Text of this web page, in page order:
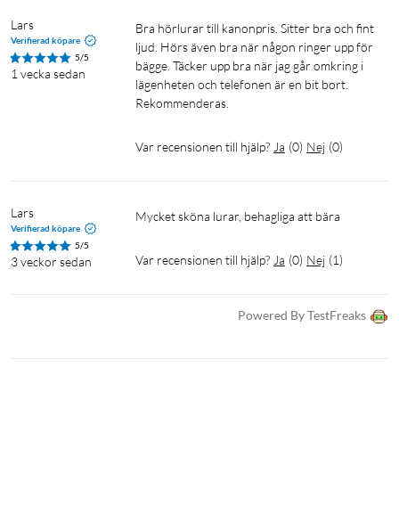
2 × Örongrepp (medium och large)
1 × USB-C-kabel (30 cm)
Lars
Verifierad köpare
5/5
1 vecka sedan
Bra hörlurar till kanonpris. Sitter bra och fint
ljud. Hörs även bra när någon ringer upp för
bägge. Täcker upp bra när jag går omkring i
lägenheten och telefonen är en bit bort.
Rekommenderas.
Var recensionen till hjälp? Ja (0) Nej (0)
Lars
Verifierad köpare
5/5
3 veckor sedan
Mycket sköna lurar, behagliga att bära
Var recensionen till hjälp? Ja (0) Nej (1)
Powered By TestFreaks